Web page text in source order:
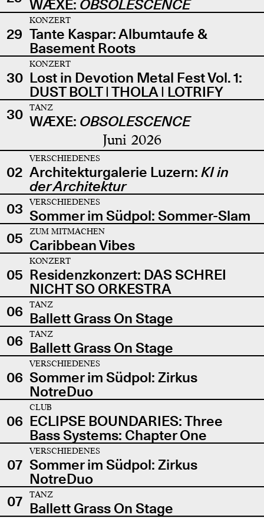
WÆXE: OBSOLESCENCE
29
KONZERT
Tante Kaspar: Albumtaufe &
Basement Roots
30
KONZERT
Lost in Devotion Metal Fest Vol. 1:
DUST BOLT | THOLA | LOTRIFY
30
TANZ
WÆXE: OBSOLESCENCE
Juni 2026
02
VERSCHIEDENES
Architekturgalerie Luzern: KI in
der Architektur
03
VERSCHIEDENES
Sommer im Südpol: Sommer-Slam
05
ZUM MITMACHEN
Caribbean Vibes
05
KONZERT
Residenzkonzert: DAS SCHREI
NICHT SO ORKESTRA
06
TANZ
Ballett Grass On Stage
06
TANZ
Ballett Grass On Stage
06
VERSCHIEDENES
Sommer im Südpol: Zirkus
NotreDuo
06
CLUB
ECLIPSE BOUNDARIES: Three
Bass Systems: Chapter One
07
VERSCHIEDENES
Sommer im Südpol: Zirkus
NotreDuo
07
TANZ
Ballett Grass On Stage